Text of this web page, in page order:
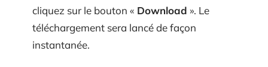
cliquez sur le bouton « Download ». Le
téléchargement sera lancé de façon
instantanée.